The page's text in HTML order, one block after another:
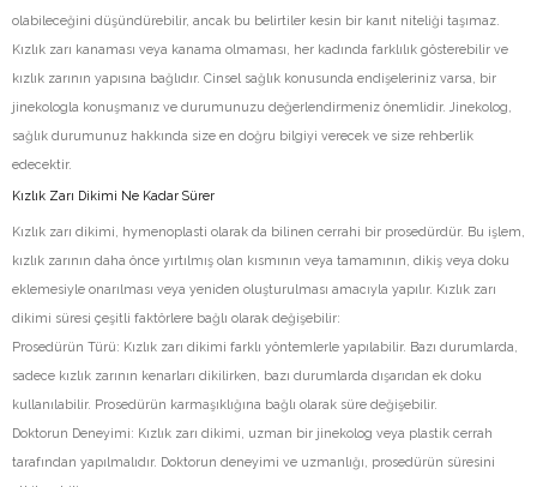
olabileceğini düşündürebilir, ancak bu belirtiler kesin bir kanıt niteliği taşımaz.
Kızlık zarı kanaması veya kanama olmaması, her kadında farklılık gösterebilir ve
kızlık zarının yapısına bağlıdır. Cinsel sağlık konusunda endişeleriniz varsa, bir
jinekologla konuşmanız ve durumunuzu değerlendirmeniz önemlidir. Jinekolog,
sağlık durumunuz hakkında size en doğru bilgiyi verecek ve size rehberlik
edecektir.
Kızlık Zarı Dikimi Ne Kadar Sürer
Kızlık zarı dikimi, hymenoplasti olarak da bilinen cerrahi bir prosedürdür. Bu işlem,
kızlık zarının daha önce yırtılmış olan kısmının veya tamamının, dikiş veya doku
eklemesiyle onarılması veya yeniden oluşturulması amacıyla yapılır. Kızlık zarı
dikimi süresi çeşitli faktörlere bağlı olarak değişebilir:
Prosedürün Türü: Kızlık zarı dikimi farklı yöntemlerle yapılabilir. Bazı durumlarda,
sadece kızlık zarının kenarları dikilirken, bazı durumlarda dışarıdan ek doku
kullanılabilir. Prosedürün karmaşıklığına bağlı olarak süre değişebilir.
Doktorun Deneyimi: Kızlık zarı dikimi, uzman bir jinekolog veya plastik cerrah
tarafından yapılmalıdır. Doktorun deneyimi ve uzmanlığı, prosedürün süresini